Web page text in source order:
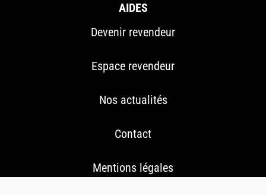
AIDES
Devenir revendeur
Espace revendeur
Nos actualités
Contact
Mentions légales